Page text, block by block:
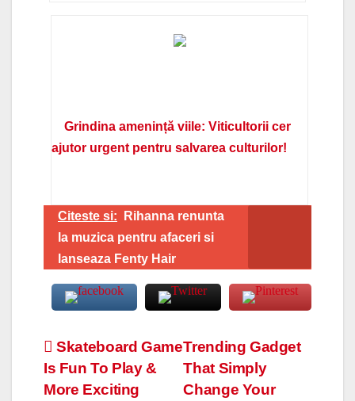
Grindina amenință viile: Viticultorii cer
ajutor urgent pentru salvarea culturilor!
Citeste si:
Rihanna renunta
la muzica pentru afaceri si
lanseaza Fenty Hair
Navigare
în
Trending Gadget
That Simply
Change Your
Skateboard Game
Is Fun To Play &
More Exciting